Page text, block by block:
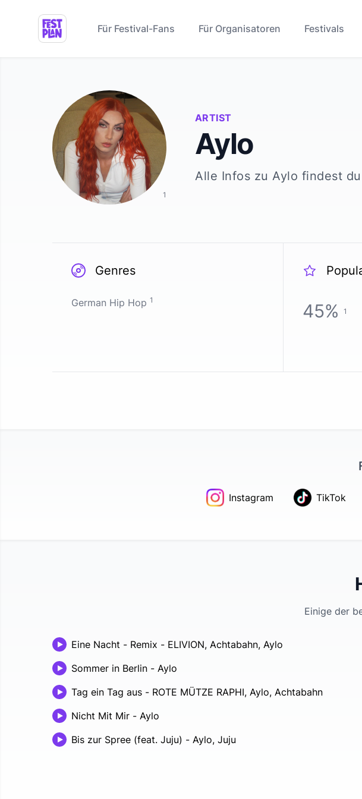
Für Festival-Fans Für Organisatoren Festivals
ARTIST
Aylo
Alle Infos zu Aylo findest
1
Genres
German Hip Hop 1
45% 1
Instagram TikTok
Einige der
Eine Nacht - Remix - ELIVION, Achtabahn, Aylo
Sommer in Berlin - Aylo
Tag ein Tag aus - ROTE MÜTZE RAPHI, Aylo, Achtabahn
Nicht Mit Mir - Aylo
Bis zur Spree (feat. Juju) - Aylo, Juju